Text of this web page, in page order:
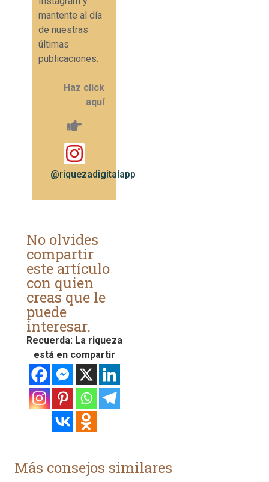
mantente al día
de nuestras
últimas
publicaciones.
Haz click
aquí
@riquezadigitalapp
No olvides
compartir
este artículo
con quien
creas que le
puede
interesar.
Recuerda: La riqueza
está en compartir
Más consejos similares